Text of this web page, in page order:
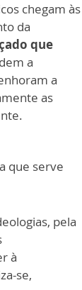
chegam às
da
que
a
a
as
que serve
pela
à
se,